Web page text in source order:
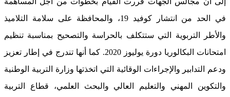
في الحد من انتشار كوفيد 19، والمحافظة على سلامة التلاميذ
والأطر التربوية التي ستتكلف بالحراسة والتصحيح بمناسبة تنظيم
امتحانات البكالوريا دورة يوليوز 2020. كما أنها تندرج في إطار تعزيز
ودعم التدابير والإجراءات الوقائية التي اتخذتها وزارة التربية الوطنية
والتكوين المهني والتعليم العالي والبحث العلمي، قطاع التربية